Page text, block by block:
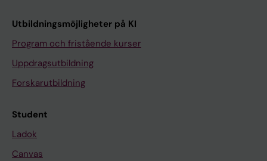
Utbildningsmöjligheter på KI
Program och fristående kurser
Uppdragsutbildning
Forskarutbildning
Student
Ladok
Canvas